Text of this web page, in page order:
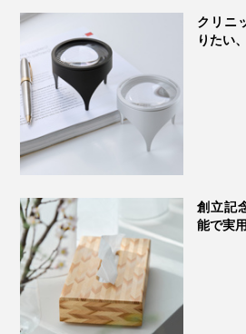
点で支えるから、スマホだけでな
レット」や「ノート」も立てか
ん、動画視聴にも役立ちます。
クリニ
りたい
創立記
能で実